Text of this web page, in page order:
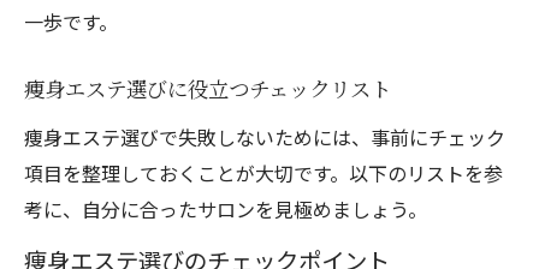
一歩です。
痩身エステ選びに役立つチェックリスト
痩身エステ選びで失敗しないためには、事前にチェック
項目を整理しておくことが大切です。以下のリストを参
考に、自分に合ったサロンを見極めましょう。
痩身エステ選びのチェックポイント